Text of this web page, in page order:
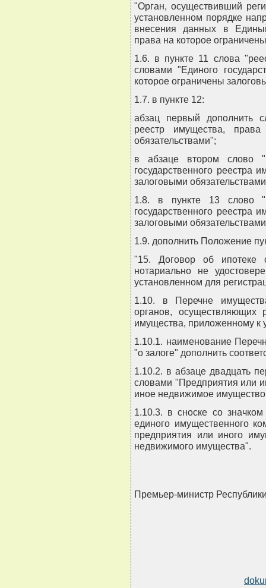
"Орган, осуществивший
установленном порядке
внесения данных в
права на которое
1.6. в пункте 11 слова
словами "Единого
которое ограничены
1.7. в пункте 12:
абзац первый дополнить
реестр имущества,
обязательствами";
в абзаце втором слово
государственного реестра
залоговыми
1.8. в пункте 13 слово
государственного реестра
залоговыми
1.9. дополнить Положение
"15. Договор об ипотеке
нотариально не
установленном для
1.10. в Перечне
органов, осуществляющих
имущества, приложенному к
1.10.1. наименование
"о залоге" дополнить
1.10.2. в абзаце двадцать
словами "Предприятия или
иное недвижимое
1.10.3. в сноске со
единого имущественного
предприятия или иного
недвижимого имущества".
Премьер-министр